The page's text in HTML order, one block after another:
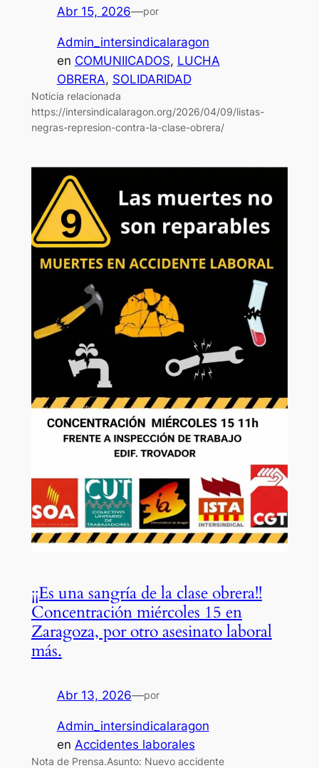
Abr 15, 2026—por
Admin_intersindicalaragon
en COMUNIICADOS, LUCHA
OBRERA, SOLIDARIDAD
Noticia relacionada
https://intersindicalaragon.org/2026/04/09/listas-
negras-represion-contra-la-clase-obrera/
¡¡Es una sangría de la clase obrera!!
Concentración miércoles 15 en
Zaragoza, por otro asesinato laboral
más.
Abr 13, 2026—por
Admin_intersindicalaragon
en Accidentes laborales
Nota de Prensa.Asunto: Nuevo accidente